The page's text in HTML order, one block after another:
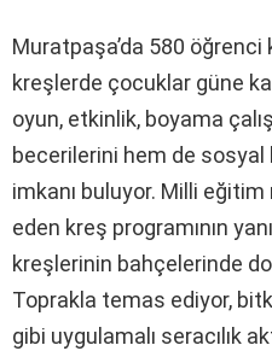
Muratpaşa’da 580
kreşlerde çocuklar güne
oyun, etkinlik, boyama
becerilerini hem de
imkanı buluyor. Milli
eden kreş programının
kreşlerinin bahçelerinde
Toprakla temas ediyor,
gibi uygulamalı seracılık